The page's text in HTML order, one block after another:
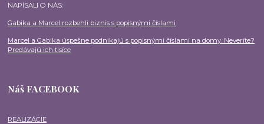
NAPÍSALI O NÁS:
Gabika a Marcel rozbehli biznis s popisnými číslami
Marcel a Gabika úspešne podnikajú s popisnými číslami na domy. Neveríte?
Predávajú ich tisíce
Náš FACEBOOK
REALIZÁCIE